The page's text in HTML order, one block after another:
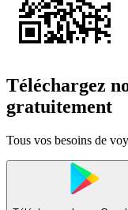
Téléchargez
gratuitement
Tous vos besoins de